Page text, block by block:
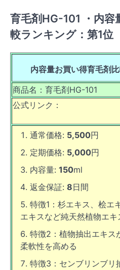
育毛剤HG-101 ・内容
較ランキング：第1位
内容量お買い得育毛剤
商品名：育毛剤HG-101
公式リンク：
通常価格: 5,500円
定期価格: 5,000円
内容量: 150ml
返金保証: 8日間
特徴1：杉エキス、桧エ
エキスなど純天然植物エキ
特徴2：植物抽出エキス
柔軟性を高める
特徴3：センブリンブリ